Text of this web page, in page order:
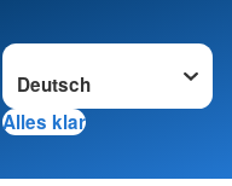
Sprache wechseln zu
Alles klar